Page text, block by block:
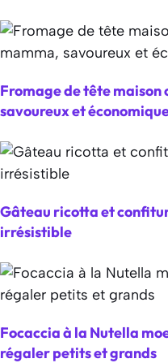
Fromage de tête maison
savoureux et
Gâteau ricotta et
irrésistible
Focaccia à la Nutella
régaler petits et grands